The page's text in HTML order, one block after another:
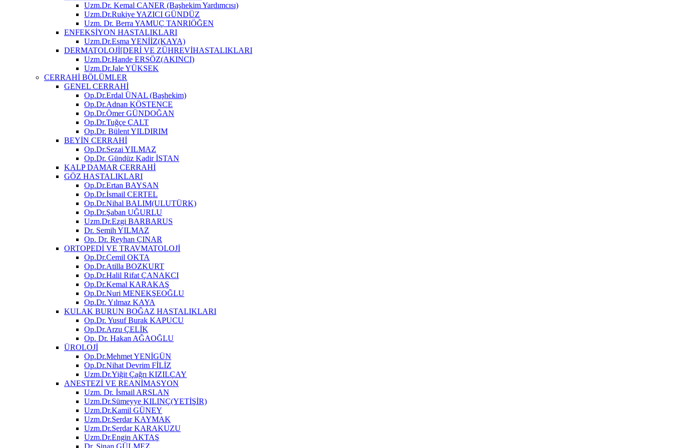
Uzm.Dr. Kemal CANER (Başhekim Yardımcısı)
Uzm.Dr.Rukiye YAZICI GÜNDÜZ
Uzm. Dr. Berra YAMUÇ TANRIÖĞEN
ENFEKSİYON HASTALIKLARI
Uzm.Dr.Esma YENİİZ(KAYA)
DERMATOLOJİ[DERİ VE ZÜHREVİHASTALIKLARI
Uzm.Dr.Hande ERSÖZ(AKINCI)
Uzm.Dr.Jale YÜKSEK
CERRAHİ BÖLÜMLER
GENEL CERRAHİ
Op.Dr.Erdal ÜNAL (Başhekim)
Op.Dr.Adnan KÖSTENCE
Op.Dr.Ömer GÜNDOĞAN
Op.Dr.Tuğçe ÇALT
Op.Dr. Bülent YILDIRIM
BEYİN CERRAHİ
Op.Dr.Sezai YILMAZ
Op.Dr. Gündüz Kadir İSTAN
KALP DAMAR CERRAHİ
GÖZ HASTALIKLARI
Op.Dr.Ertan BAYSAN
Op.Dr.İsmail CERTEL
Op.Dr.Nihal BALIM(ULUTÜRK)
Op.Dr.Şaban UĞURLU
Uzm.Dr.Ezgi BARBARUS
Dr. Semih YILMAZ
Op. Dr. Reyhan ÇINAR
ORTOPEDİ VE TRAVMATOLOJİ
Op.Dr.Cemil OKTA
Op.Dr.Atilla BOZKURT
Op.Dr.Halil Rifat ÇANAKCI
Op.Dr.Kemal KARAKAŞ
Op.Dr.Nuri MENEKŞEOĞLU
Op.Dr. Yılmaz KAYA
KULAK BURUN BOĞAZ HASTALIKLARI
Op.Dr. Yusuf Burak KAPUCU
Op.Dr.Arzu ÇELİK
Op. Dr. Hakan AĞAOĞLU
ÜROLOJİ
Op.Dr.Mehmet YENİGÜN
Op.Dr.Nihat Devrim FİLİZ
Uzm.Dr.Yiğit Çağrı KIZILÇAY
ANESTEZİ VE REANİMASYON
Uzm. Dr. İsmail ARSLAN
Uzm.Dr.Sümeyye KILINÇ(YETİŞİR)
Uzm.Dr.Kamil GÜNEY
Uzm.Dr.Serdar KAYMAK
Uzm.Dr.Serdar KARAKUZU
Uzm.Dr.Engin AKTAŞ
Dr. Sinan GÜLMEZ